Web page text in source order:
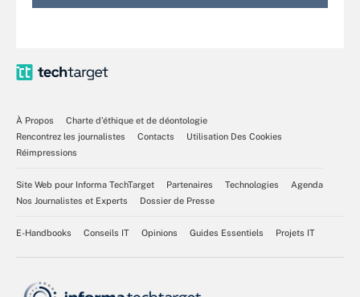
À Propos
Charte d’éthique et de déontologie
Rencontrez les journalistes
Contacts
Utilisation Des Cookies
Réimpressions
Site Web pour Informa TechTarget Partenaires Technologies
Agenda
Nos Journalistes et Experts
Dossier de Presse
E-Handbooks Conseils IT Opinions Guides Essentiels Projets IT